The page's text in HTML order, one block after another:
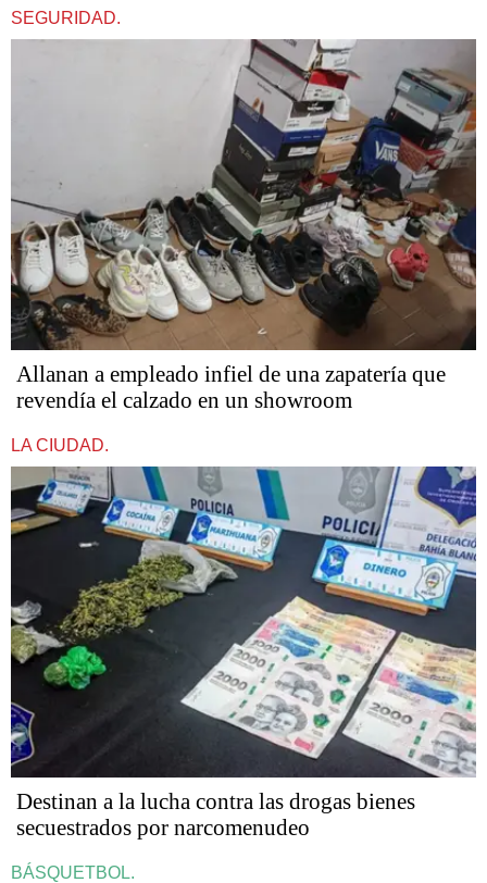
SEGURIDAD.
Allanan a empleado infiel de una zapatería que
revendía el calzado en un showroom
LA CIUDAD.
Destinan a la lucha contra las drogas bienes
secuestrados por narcomenudeo
BÁSQUETBOL.